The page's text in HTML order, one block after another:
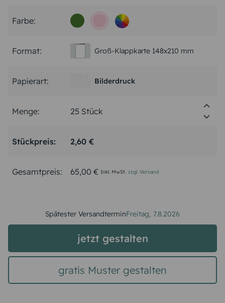
Farbe:
Format: Groß-Klappkarte 148x210 mm
Papierart: Bilderdruck
Menge:
Stückpreis: 2,60 €
Gesamtpreis: 65,00 € Inkl. MwSt. zzgl. Versand
Spätester VersandterminFreitag, 7.8.2026
jetzt gestalten
gratis Muster gestalten